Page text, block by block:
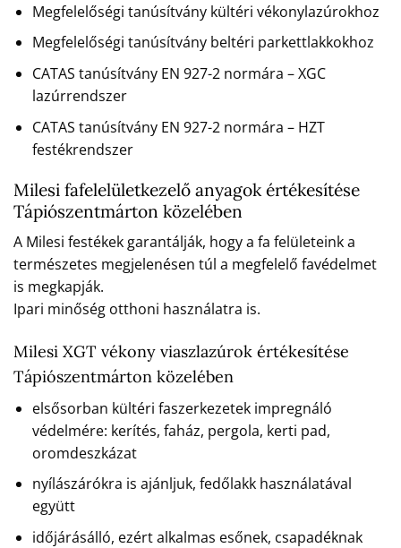
Megfelelőségi tanúsítvány kültéri vékonylazúrokhoz
Megfelelőségi tanúsítvány beltéri parkettlakkokhoz
CATAS tanúsítvány EN 927-2 normára – XGC
lazúrrendszer
CATAS tanúsítvány EN 927-2 normára – HZT
festékrendszer
Milesi fafelelületkezelő anyagok értékesítése
Tápiószentmárton közelében
A Milesi festékek garantálják, hogy a fa felületeink a
természetes megjelenésen túl a megfelelő favédelmet
is megkapják.
Ipari minőség otthoni használatra is.
Milesi XGT vékony viaszlazúrok értékesítése
Tápiószentmárton közelében
elsősorban kültéri faszerkezetek impregnáló
védelmére: kerítés, faház, pergola, kerti pad,
oromdeszkázat
nyílászárókra is ajánljuk, fedőlakk használatával
együtt
időjárásálló, ezért alkalmas esőnek, csapadéknak